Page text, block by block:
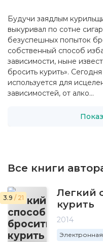
Будучи заядлым
выкуривал по сотне
безуспешных попыток
собственный способ
зависимости, ныне
бросить курить».
используется для
зависимостей, от алко...
Все книги
3.9 / 21
Легкий
курить
2014
Электронная